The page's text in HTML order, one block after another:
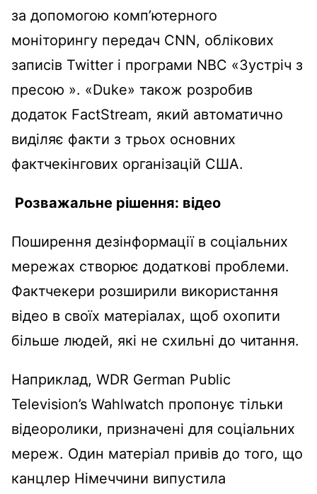
за допомогою комп’ютерного
моніторингу передач CNN, облікових
записів Twitter і програми NBC «Зустріч з
пресою ». «Duke» також розробив
додаток FactStream, який автоматично
виділяє факти з трьох основних
фактчекінгових організацій США.
Розважальне рішення: відео
Поширення дезінформації в соціальних
мережах створює додаткові проблеми.
Фактчекери розширили використання
відео в своїх матеріалах, щоб охопити
більше людей, які не схильні до читання.
Наприклад, WDR German Public
Television’s Wahlwatch пропонує тільки
відеоролики, призначені для соціальних
мереж. Один матеріал привів до того, що
канцлер Німеччини випустила